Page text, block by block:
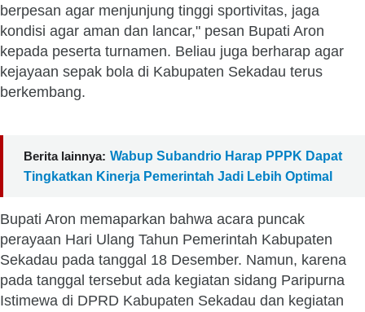
berpesan agar menjunjung tinggi sportivitas, jaga
kondisi agar aman dan lancar," pesan Bupati Aron
kepada peserta turnamen. Beliau juga berharap agar
kejayaan sepak bola di Kabupaten Sekadau terus
berkembang.
Berita lainnya: Wabup Subandrio Harap PPPK Dapat
Tingkatkan Kinerja Pemerintah Jadi Lebih Optimal
Bupati Aron memaparkan bahwa acara puncak
perayaan Hari Ulang Tahun Pemerintah Kabupaten
Sekadau pada tanggal 18 Desember. Namun, karena
pada tanggal tersebut ada kegiatan sidang Paripurna
Istimewa di DPRD Kabupaten Sekadau dan kegiatan